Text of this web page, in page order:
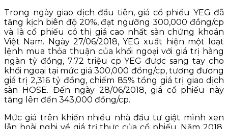
Trong ngày giao dịch đầu tiên, giá cổ phiếu YEG đã
tăng kịch biên độ 20%, đạt ngưỡng 300,000 đồng/cp
và là cổ phiếu có thị giá cao nhất sàn chứng khoán
Việt Nam. Ngày 27/06/2018, YEG xuất hiện một loạt
lệnh mua thỏa thuận của khối ngoại với giá trị hàng
ngàn tỷ đồng, 7.72 triệu cp YEG được sang tay cho
khối ngoại tại mức giá 300,000 đồng/cp, tương đương
giá trị 2,316 tỷ đồng, chiếm 85% tổng giá trị giao dịch
sàn HOSE. Đến ngày 28/06/2018, giá cổ phiếu này
tăng lên đến 343,000 đồng/cp.
Mức giá trên khiến nhiều nhà đầu tư giật mình xen